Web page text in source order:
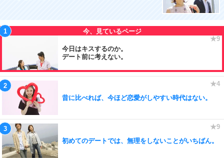
今日はキスするのか。
デート前に考えない。
昔に比べれば、今ほど恋愛がしやすい時代はない。
初めてのデートでは、無理をしないことがいちばん。